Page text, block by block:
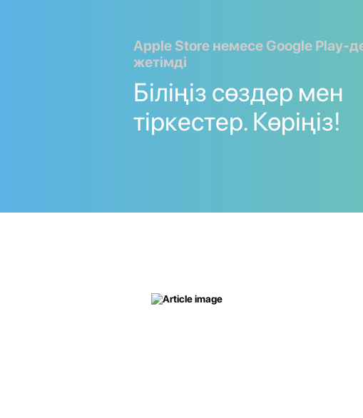
Apple Store немесе Google Play-
жетімді
Біліңіз сөздер мен
тіркестер. Көріңіз!